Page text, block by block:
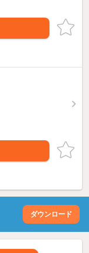
ダウンロード